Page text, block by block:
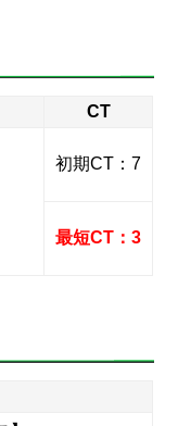
CT
初期CT：7
最短CT：3